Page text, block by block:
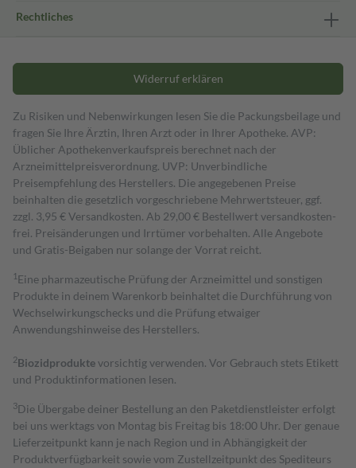
Rechtliches
Widerruf erklären
Zu Risiken und Nebenwirkungen lesen Sie die Packungsbeilage und
fragen Sie Ihre Ärztin, Ihren Arzt oder in Ihrer Apotheke. AVP:
Üblicher Apothekenverkaufspreis berechnet nach der
Arzneimittelpreisverordnung. UVP: Unverbindliche
Preisempfehlung des Herstellers. Die angegebenen Preise
beinhalten die gesetzlich vorgeschriebene Mehrwertsteuer, ggf.
zzgl. 3,95 € Versandkosten. Ab 29,00 € Bestell­wert versand­kosten­
frei. Preisänderungen und Irrtümer vorbehalten. Alle Angebote
und Gratis-Beigaben nur solange der Vorrat reicht.
1 Eine pharmazeutische Prüfung der Arzneimittel und sonstigen
Produkte in deinem Warenkorb beinhaltet die Durchführung von
Wechselwirkungschecks und die Prüfung etwaiger
Anwendungshinweise des Herstellers.
2Biozidproduktevorsichtig verwenden. Vor Gebrauch stets Etikett
und Produktinformationen lesen.
3Die Übergabe deiner Bestellung an den Paketdienstleister erfolgt
bei uns werktags von Montag bis Freitag bis 18:00 Uhr. Der genaue
Lieferzeitpunkt kann je nach Region und in Abhängigkeit der
Produktverfügbarkeit sowie vom Zustellzeitpunkt des Spediteurs